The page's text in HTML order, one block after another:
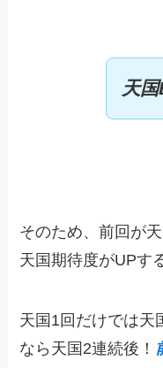
天
そのため、前回が
天国期待度がUPす
天国1回だけでは天
なら天国2連続後！